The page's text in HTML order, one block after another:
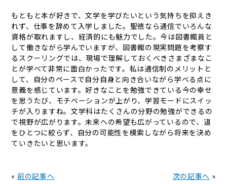
もともと本が好きで、文学を学びたいという気持ちを抑えき
れず、仕事を辞めて入学しました。聖徳なら通信でいろんな
資格が取れますし、経済的にも魅力でした。今は図書館員と
して働きながら学んでいますが、図書館の現実問題を考察す
るスクーリングでは、現場で理解しておくべきさまざまなこ
とが学べて非常に面白かったです。私は通信制のメリットと
して、自分のペースで自分自身と向き合いながら学べる点に
意義を感じています。好きなことを勉強できている今の幸せ
を思うたび、モチベーションが上がり、学習モードにスイッ
チが入りますね。文学科はたくさんの分野の勉強ができるの
で視野が広がります。未来への希望も広がっているので、道
をひとつに絞らず、自分の可能性を模索しながら将来を決め
ていきたいと思います。
« 前の記事へ 次の記事へ »